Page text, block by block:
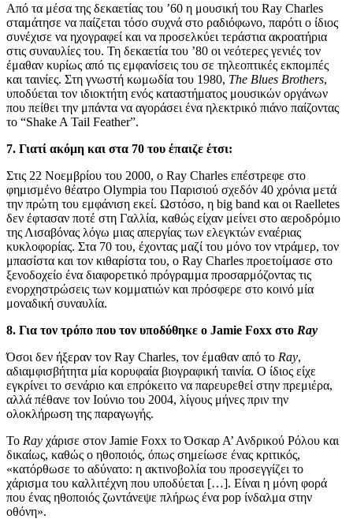
Από τα μέσα της δεκαετίας του ’60 η μουσική του Ray Charles
σταμάτησε να παίζεται τόσο συχνά στο ραδιόφωνο, παρότι ο ίδιος
συνέχισε να ηχογραφεί και να προσελκύει τεράστια ακροατήρια
στις συναυλίες του. Τη δεκαετία του ’80 οι νεότερες γενιές τον
έμαθαν κυρίως από τις εμφανίσεις του σε τηλεοπτικές εκπομπές
και ταινίες. Στη γνωστή κωμωδία του 1980, The Blues Brothers,
υποδύεται τον ιδιοκτήτη ενός καταστήματος μουσικών οργάνων
που πείθει την μπάντα να αγοράσει ένα ηλεκτρικό πιάνο παίζοντας
το “Shake A Tail Feather”.
7. Γιατί ακόμη και στα 70 του έπαιζε έτσι:
Στις 22 Νοεμβρίου του 2000, ο Ray Charles επέστρεφε στο
φημισμένο θέατρο Olympia του Παρισιού σχεδόν 40 χρόνια μετά
την πρώτη του εμφάνιση εκεί. Ωστόσο, η big band και οι Raelletes
δεν έφτασαν ποτέ στη Γαλλία, καθώς είχαν μείνει στο αεροδρόμιο
της Λισαβόνας λόγω μιας απεργίας των ελεγκτών εναέριας
κυκλοφορίας. Στα 70 του, έχοντας μαζί του μόνο τον ντράμερ, τον
μπασίστα και τον κιθαρίστα του, ο Ray Charles προετοίμασε στο
ξενοδοχείο ένα διαφορετικό πρόγραμμα προσαρμόζοντας τις
ενορχηστρώσεις των κομματιών και πρόσφερε στο κοινό μία
μοναδική συναυλία.
8. Για τον τρόπο που τον υποδύθηκε ο Jamie Foxx στο Ray
Όσοι δεν ήξεραν τον Ray Charles, τον έμαθαν από το Ray,
αδιαμφισβήτητα μία κορυφαία βιογραφική ταινία. Ο ίδιος είχε
εγκρίνει το σενάριο και επρόκειτο να παρευρεθεί στην πρεμιέρα,
αλλά πέθανε τον Ιούνιο του 2004, λίγους μήνες πριν την
ολοκλήρωση της παραγωγής.
Το Ray χάρισε στον Jamie Foxx το Όσκαρ Α’ Ανδρικού Ρόλου και
δικαίως, καθώς ο ηθοποιός, όπως σημείωσε ένας κριτικός,
«κατόρθωσε το αδύνατο: η ακτινοβολία του προσεγγίζει το
χάρισμα του καλλιτέχνη που υποδύεται […]. Είναι η μόνη φορά
που ένας ηθοποιός ζωντάνεψε πλήρως ένα pop ίνδαλμα στην
οθόνη».